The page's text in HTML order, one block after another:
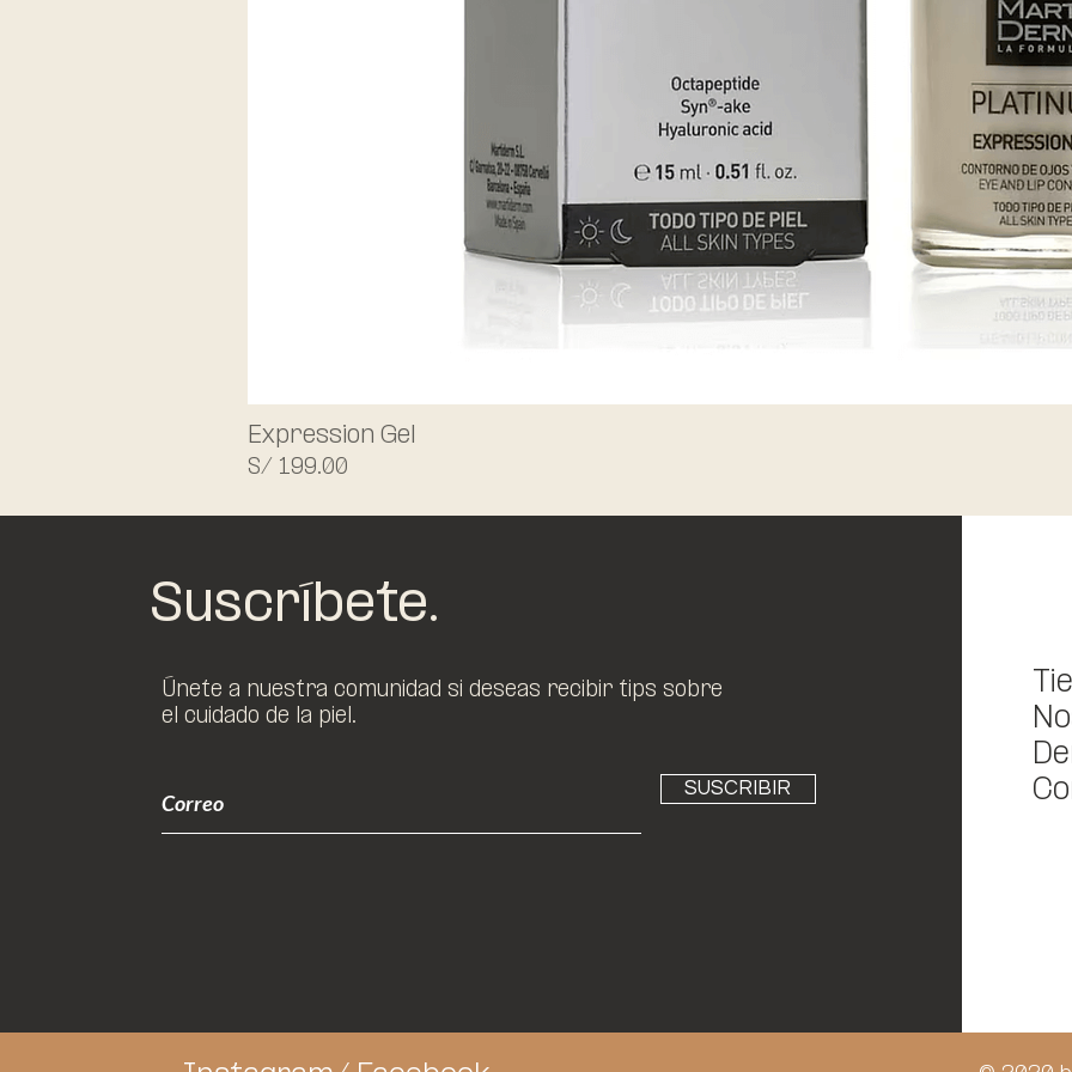
Expression Gel
Precio
S/ 199.00
Suscríbete.
Únete a nuestra comunidad si deseas recibir tips sobre
el cuidado de la piel.
SUSCRIBIR